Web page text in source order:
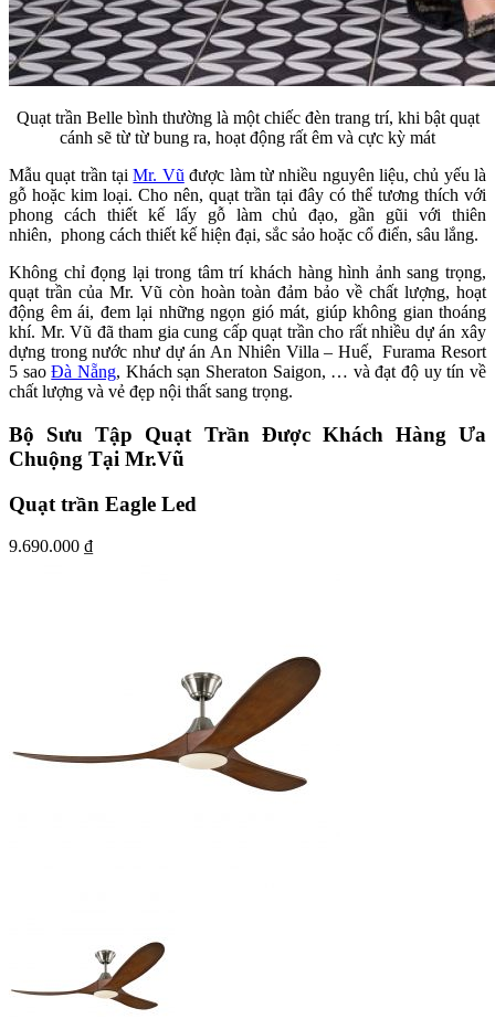
Quạt trần Belle bình thường là một chiếc đèn trang trí, khi bật quạt
cánh sẽ từ từ bung ra, hoạt động rất êm và cực kỳ mát
Mẫu quạt trần tạiMr. Vũ được làm từ nhiều nguyên liệu, chủ yếu là
gỗ hoặc kim loại. Cho nên, quạt trần tại đây có thể tương thích với
phong cách thiết kế lấy gỗ làm chủ đạo, gần gũi với thiên
nhiên, phong cách thiết kế hiện đại, sắc sảo hoặc cổ điển, sâu lắng.
Không chỉ đọng lại trong tâm trí khách hàng hình ảnh sang trọng,
quạt trần của Mr. Vũ còn hoàn toàn đảm bảo về chất lượng, hoạt
động êm ái, đem lại những ngọn gió mát, giúp không gian thoáng
khí. Mr. Vũ đã tham gia cung cấp quạt trần cho rất nhiều dự án xây
dựng trong nước như dự án An Nhiên Villa – Huế, Furama Resort
5 saoĐà Nẵng, Khách sạn Sheraton Saigon, … và đạt độ uy tín về
chất lượng và vẻ đẹp nội thất sang trọng.
Bộ Sưu Tập Quạt Trần Được Khách Hàng Ưa
Chuộng Tại Mr.Vũ
Quạt trần Eagle Led
9.690.000 ₫